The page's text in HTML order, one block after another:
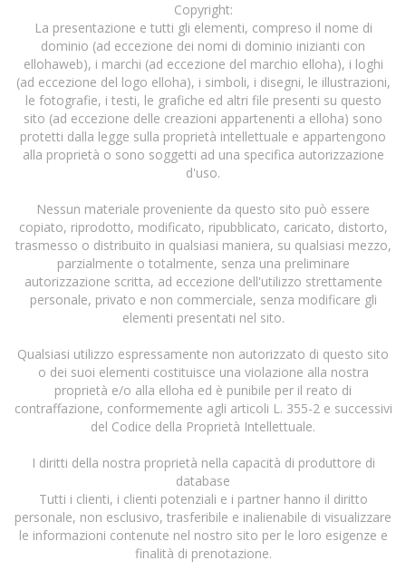
Copyright:
La presentazione e tutti gli elementi, compreso il nome di
dominio (ad eccezione dei nomi di dominio inizianti con
ellohaweb), i marchi (ad eccezione del marchio elloha), i loghi
(ad eccezione del logo elloha), i simboli, i disegni, le illustrazioni,
le fotografie, i testi, le grafiche ed altri file presenti su questo
sito (ad eccezione delle creazioni appartenenti a elloha) sono
protetti dalla legge sulla proprietà intellettuale e appartengono
alla proprietà o sono soggetti ad una specifica autorizzazione
d'uso.
Nessun materiale proveniente da questo sito può essere
copiato, riprodotto, modificato, ripubblicato, caricato, distorto,
trasmesso o distribuito in qualsiasi maniera, su qualsiasi mezzo,
parzialmente o totalmente, senza una preliminare
autorizzazione scritta, ad eccezione dell'utilizzo strettamente
personale, privato e non commerciale, senza modificare gli
elementi presentati nel sito.
Qualsiasi utilizzo espressamente non autorizzato di questo sito
o dei suoi elementi costituisce una violazione alla nostra
proprietà e/o alla elloha ed è punibile per il reato di
contraffazione, conformemente agli articoli L. 355-2 e successivi
del Codice della Proprietà Intellettuale.
I diritti della nostra proprietà nella capacità di produttore di
database
Tutti i clienti, i clienti potenziali e i partner hanno il diritto
personale, non esclusivo, trasferibile e inalienabile di visualizzare
le informazioni contenute nel nostro sito per le loro esigenze e
finalità di prenotazione.